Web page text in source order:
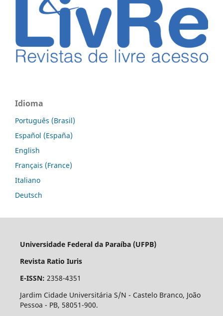
Idioma
Português (Brasil)
Español (España)
English
Français (France)
Italiano
Deutsch
Universidade Federal da Paraíba (UFPB)
Revista Ratio Iuris
E-ISSN: 2358-4351
Jardim Cidade Universitária S/N - Castelo Branco, João
Pessoa - PB, 58051-900.